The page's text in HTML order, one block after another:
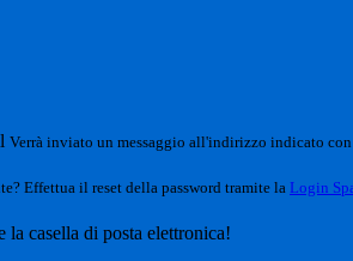
Verrà inviato un messaggio all'indirizzo indicato
Effettua il reset della password tramite la Login
casella di posta elettronica!